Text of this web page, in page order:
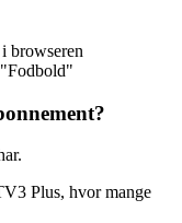
browseren
Plus, hvor mange